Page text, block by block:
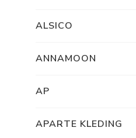
ALSICO
ANNAMOON
AP
APARTE KLEDING